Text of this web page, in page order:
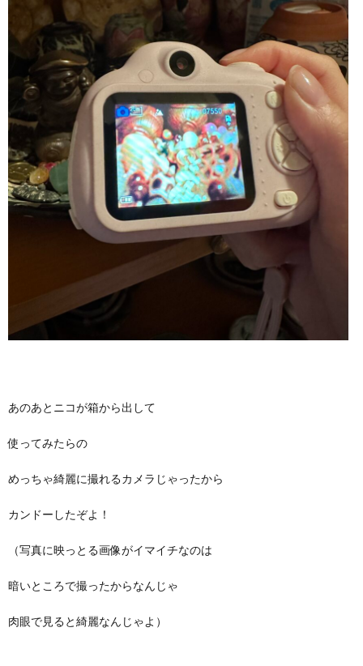
あのあとニコが箱から出して
使ってみたらの
めっちゃ綺麗に撮れるカメラじゃったから
カンドーしたぞよ！
（写真に映っとる画像がイマイチなのは
暗いところで撮ったからなんじゃ
肉眼で見ると綺麗なんじゃよ）